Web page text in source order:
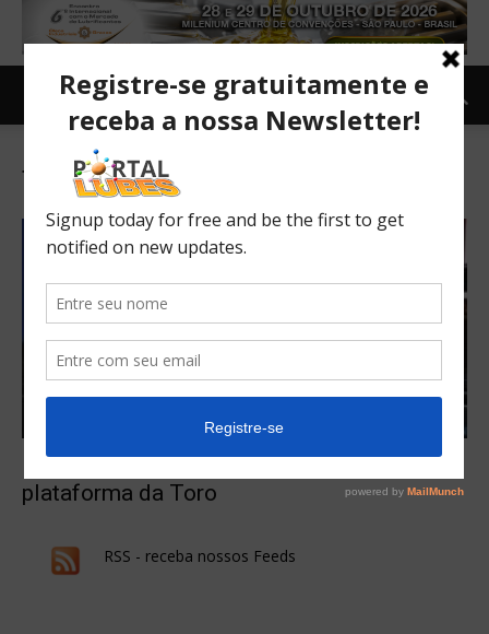
Tag: Carro conceito Fastback
plataforma da Toro
RSS - receba nossos Feeds